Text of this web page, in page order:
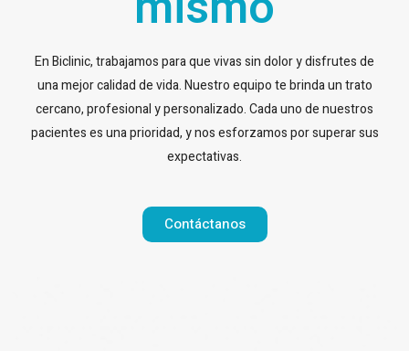
En Biclinic, trabajamos para que vivas sin dolor y disfrutes de
una mejor calidad de vida. Nuestro equipo te brinda un trato
cercano, profesional y personalizado. Cada uno de nuestros
pacientes es una prioridad, y nos esforzamos por superar sus
expectativas.
Contáctanos